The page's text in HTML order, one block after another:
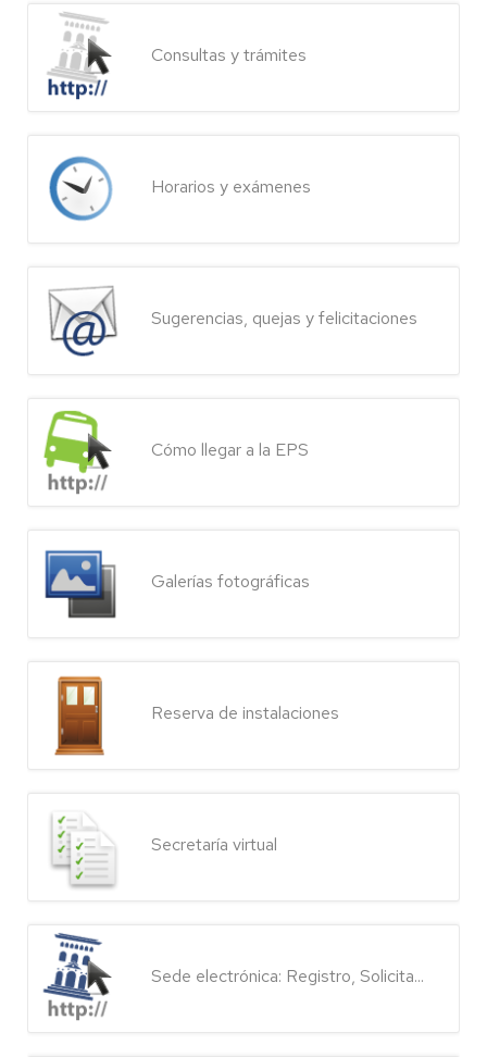
Consultas y trámites
Horarios y exámenes
Sugerencias, quejas y felicitaciones
Cómo llegar a la EPS
Galerías fotográficas
Reserva de instalaciones
Secretaría virtual
Sede electrónica: Registro, Solicita...